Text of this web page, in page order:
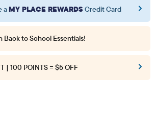
aMY PLACE REWARDSCredit Card
Back to School Essentials!
| 100 POINTS = $5 OFF